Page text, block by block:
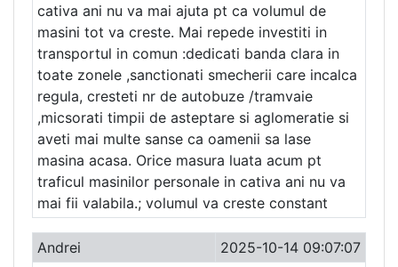
cativa ani nu va mai ajuta pt ca volumul de
masini tot va creste. Mai repede investiti in
transportul in comun :dedicati banda clara in
toate zonele ,sanctionati smecherii care incalca
regula, cresteti nr de autobuze /tramvaie
,micsorati timpii de asteptare si aglomeratie si
aveti mai multe sanse ca oamenii sa lase
masina acasa. Orice masura luata acum pt
traficul masinilor personale in cativa ani nu va
mai fii valabila.; volumul va creste constant
Andrei
2025-10-14 09:07:07